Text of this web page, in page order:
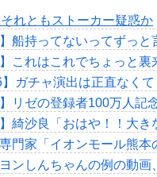
れともストーカー疑惑か
】船持ってないってずっ
これはこれでちょっと裏
】ガチャ演出は正直なく
】リゼの登録者100万人
】綺沙良「おはや！！大
専門家「イオンモール熊
ヨンしんちゃんの例の動